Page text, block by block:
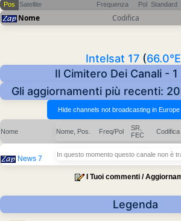
Pos Satellite Frequenza Pol Standard
Nome Codifica
Intelsat 17(66.0°E
Il Cimitero Dei Canali -
Gli aggiornamenti più recenti:
Nome Nome, Pos. Freq/Pol
SR,
FEC
Codifica
News 7 In questo momento questo canale non è
I Tuoi commenti /
Legenda